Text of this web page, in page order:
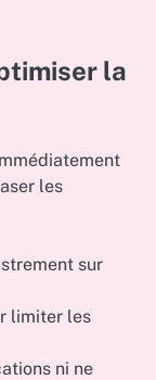
la
les
sur
limiter les
ni ne